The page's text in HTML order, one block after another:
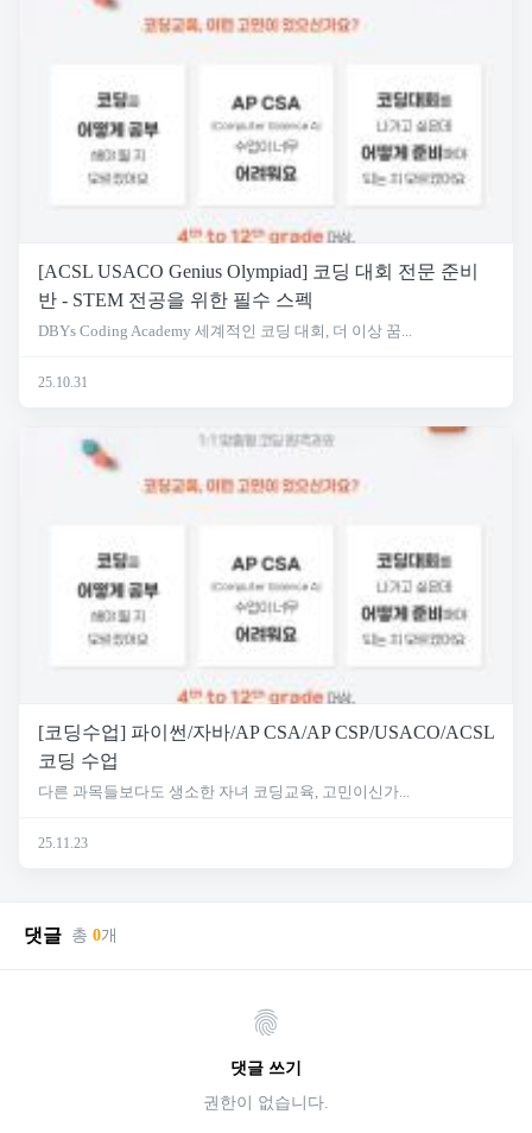
[ACSL USACO Genius Olympiad] 코딩 대회 전문 준비
반 - STEM 전공을 위한 필수 스펙
DBYs Coding Academy 세계적인 코딩 대회, 더 이상 꿈...
25.10.31
[코딩수업] 파이썬/자바/AP CSA/AP CSP/USACO/ACSL
코딩 수업
다른 과목들보다도 생소한 자녀 코딩교육, 고민이신가...
25.11.23
댓글 총 0개
댓글 쓰기
권한이 없습니다.